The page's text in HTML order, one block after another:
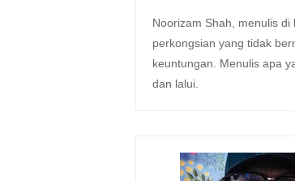
Noorizam Shah, menulis di
perkongsian yang tidak
keuntungan. Menulis apa
dan lalui.